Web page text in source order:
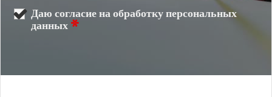
Даю согласие на обработку персональных
данных *